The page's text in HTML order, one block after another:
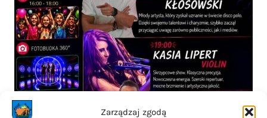
Zarządzaj zgodą